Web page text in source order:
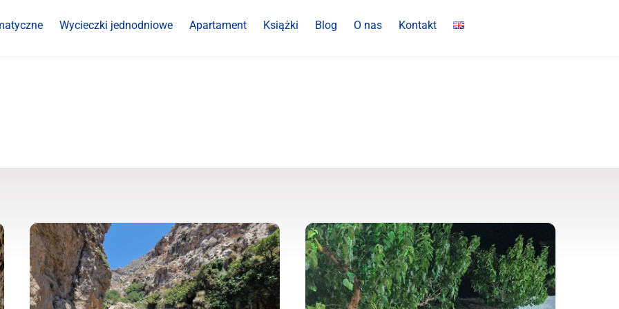
Wycieczki jednodniowe Apartament Książki Blog O nas Kontakt